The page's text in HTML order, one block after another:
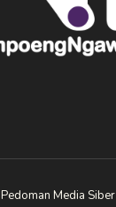
Pedoman Media Siber